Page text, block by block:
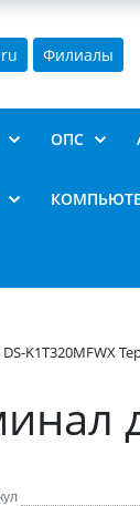
ru Филиалы
ОПС
K1T320MFWX